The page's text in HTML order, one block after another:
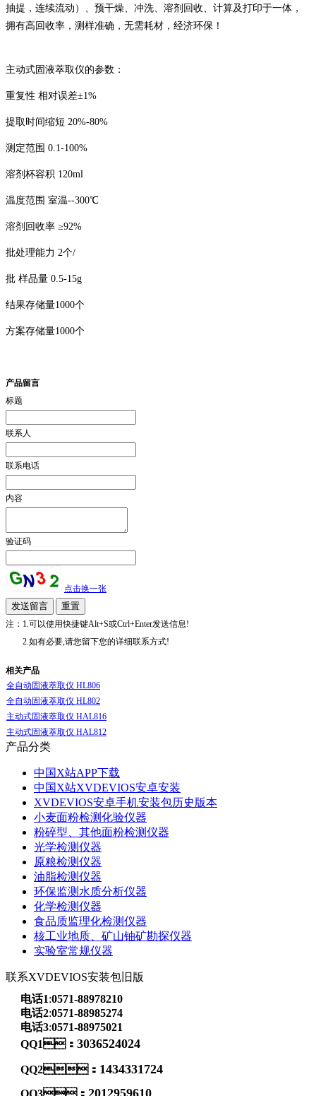
抽提，连续流动）、预干燥、 冲洗、溶剂回收、 计算及打印于一体，
拥有高回收率，测样准确，无需耗材，经济环保！
主动式固液萃取仪的参数：
重复性 相对误差±1%
提取时间缩短 20%-80%
测定范围 0.1-100%
溶剂杯容积 120ml
温度范围 室温--300℃
溶剂回收率 ≥92%
批处理能力 2个/
批 样品量 0.5-15g
结果存储量1000个
方案存储量1000个
产品留言
标题
联系人
联系电话
内容
验证码
点击换一张
注：1.可以使用快捷键Alt+S或Ctrl+Enter发送信息!
2.如有必要,请您留下您的详细联系方式!
相关产品
全自动固液萃取仪 HL806
全自动固液萃取仪 HL802
主动式固液萃取仪 HAL816
主动式固液萃取仪 HAL812
产品分类
中国X站APP下载
中国X站XVDEVIOS安卓安装
XVDEVIOS安卓手机安装包历史版本
小麦面粉检测化验仪器
粉碎型、其他面粉检测仪器
光学检测仪器
原粮检测仪器
油脂检测仪器
环保监测水质分析仪器
化学检测仪器
食品质监理化检测仪器
核工业地质、矿山铀矿勘探仪器
实验室常规仪器
联系XVDEVIOS安装包旧版
电话1:0571-88978210
电话2:0571-88985274
电话3:0571-88975021
QQ1： 3036524024
QQ2： 1434331724